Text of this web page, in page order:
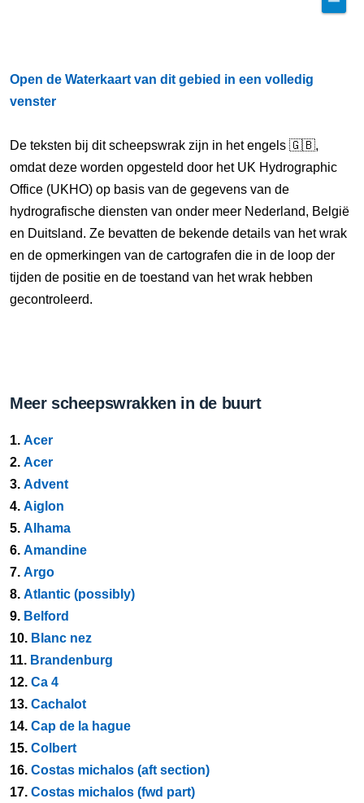
Open de Waterkaart van dit gebied in een volledig
venster
De teksten bij dit scheepswrak zijn in het engels 🇬🇧,
omdat deze worden opgesteld door het UK Hydrographic
Office (UKHO) op basis van de gegevens van de
hydrografische diensten van onder meer Nederland, België
en Duitsland. Ze bevatten de bekende details van het wrak
en de opmerkingen van de cartografen die in de loop der
tijden de positie en de toestand van het wrak hebben
gecontroleerd.
Meer scheepswrakken in de buurt
1. Acer
2. Acer
3. Advent
4. Aiglon
5. Alhama
6. Amandine
7. Argo
8. Atlantic (possibly)
9. Belford
10. Blanc nez
11. Brandenburg
12. Ca 4
13. Cachalot
14. Cap de la hague
15. Colbert
16. Costas michalos (aft section)
17. Costas michalos (fwd part)